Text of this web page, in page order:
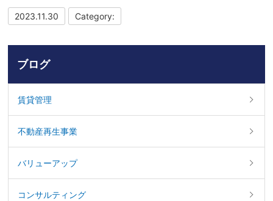
2023.11.30 Category:
ブログ
賃貸管理
不動産再生事業
バリューアップ
コンサルティング